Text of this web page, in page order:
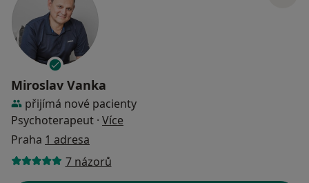
Miroslav Vanka
přijímá nové pacienty
Psychoterapeut · Více
Praha 1 adresa
7 názorů